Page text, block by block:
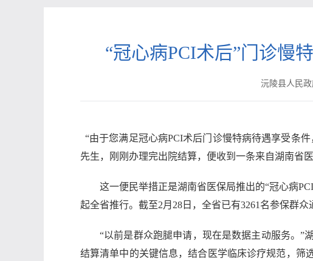
“冠心病PCI术后”门诊慢
沅陵县人民政
“由于您满足冠心病PCI术后门诊慢特病待遇享受条
先生，刚刚办理完出院结算，便收到一条来自湖南省
这一便民举措正是湖南省医保局推出的“冠心病PCI
起全省推行。截至2月28日，全省已有3261名参保群
“以前是群众跑腿申请，现在是数据主动服务。”
结算清单中的关键信息，结合医学临床诊疗规范，筛